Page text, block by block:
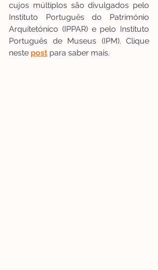
cujos múltiplos são divulgados pelo
Instituto Português do Património
Arquitetónico (IPPAR) e pelo Instituto
Português de Museus (IPM). Clique
neste post para saber mais.